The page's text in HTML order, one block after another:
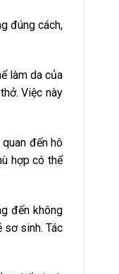
đúng cách,
làm da của
Việc này
đến hô
hợp có thể
đến không
sơ sinh. Tác